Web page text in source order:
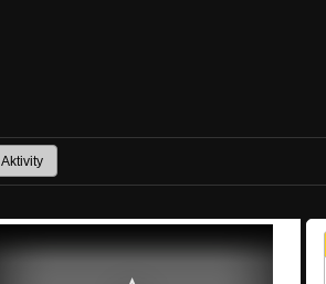
Aktivity